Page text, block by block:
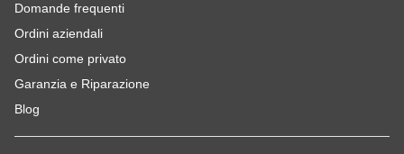
Domande frequenti
Ordini aziendali
Ordini come privato
Garanzia e Riparazione
Blog